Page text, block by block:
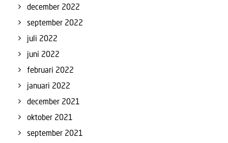
december 2022
september 2022
juli 2022
juni 2022
februari 2022
januari 2022
december 2021
oktober 2021
september 2021